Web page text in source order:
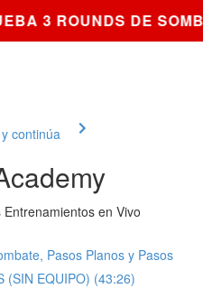
3 ROUNDS DE
continúa
en Vivo
Pasos Planos y Pasos
(SIN EQUIPO) (43:26)